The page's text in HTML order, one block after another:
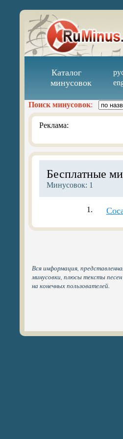
Каталог
минусовок
Поиск минусовок:
Реклама:
Бесплатные
Минусовок: 1
1.
Вся информация,
минусовки, плюсы тексты
на конечных пользователей.